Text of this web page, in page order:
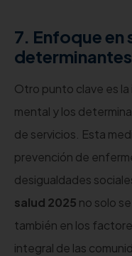
7. Enfoque en
Otro punto clave es la
mental y los
de servicios. Esta
prevención de
desigualdades
salud 2025 no solo
también en los
integral de las